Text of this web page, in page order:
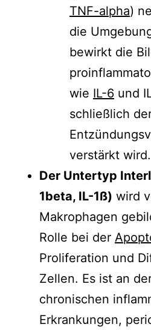
TNF-alpha)
die
bewirkt die
wie IL-6 und
schließlich
verstärkt wird.
Der Untertyp
1beta, IL-1ß) wird
Makrophagen
Rolle bei der
Proliferation und
Zellen. Es ist an
chronischen
Erkrankungen,